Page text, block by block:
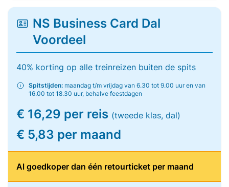
NS Business Card Dal
Voordeel
40% korting op alle treinreizen buiten de spits
Spitstijden: maandag t/m vrijdag van 6.30 tot 9.00 uur en van
16.00 tot 18.30 uur, behalve feestdagen
€ 16,29 per reis (tweede klas, dal)
€ 5,83 per maand
Al goedkoper dan één retourticket per maand